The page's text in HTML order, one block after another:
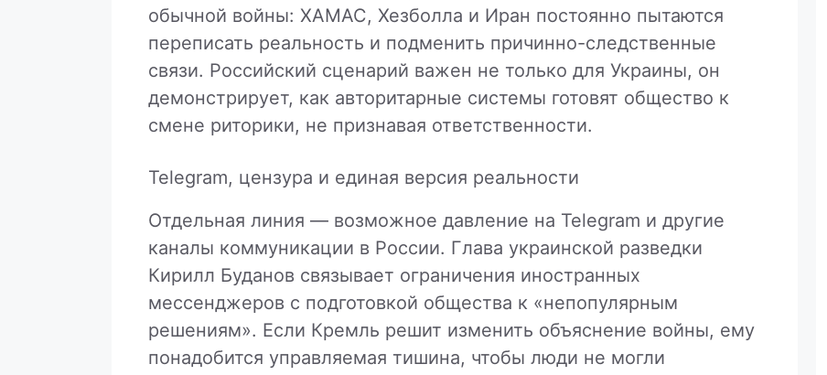
обычной войны: ХАМАС, Хезболла и Иран постоянно пытаются
переписать реальность и подменить причинно-следственные
связи. Российский сценарий важен не только для Украины, он
демонстрирует, как авторитарные системы готовят общество к
смене риторики, не признавая ответственности.
Telegram, цензура и единая версия реальности
Отдельная линия — возможное давление на Telegram и другие
каналы коммуникации в России. Глава украинской разведки
Кирилл Буданов связывает ограничения иностранных
мессенджеров с подготовкой общества к «непопулярным
решениям». Если Кремль решит изменить объяснение войны, ему
понадобится управляемая тишина, чтобы люди не могли